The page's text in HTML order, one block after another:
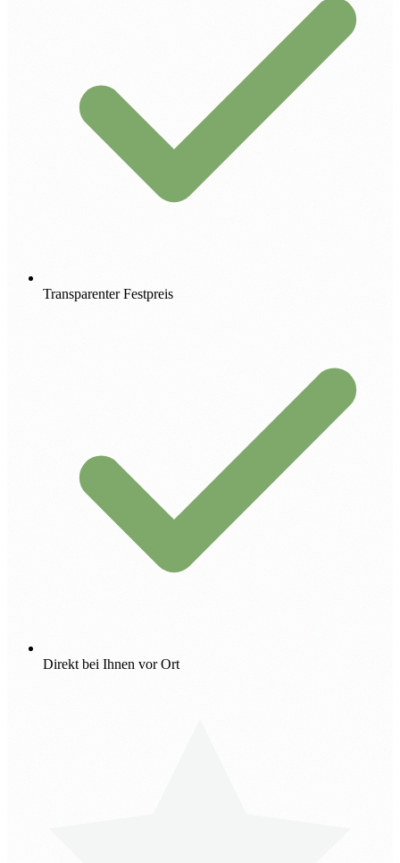
Transparenter Festpreis
Direkt bei Ihnen vor Ort